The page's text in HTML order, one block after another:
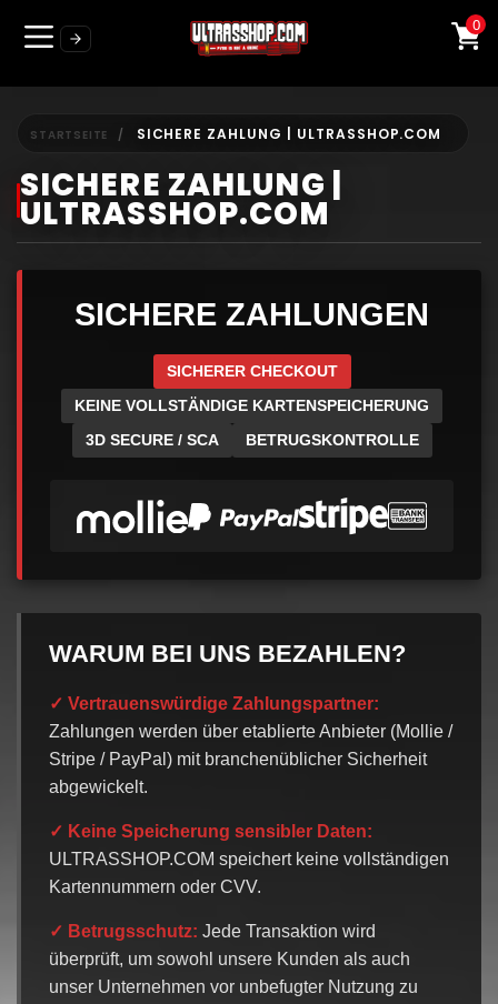
0
STARTSEITE SICHERE ZAHLUNG | ULTRASSHOP.COM
SICHERE ZAHLUNG |
ULTRASSHOP.COM
SICHERE ZAHLUNGEN
SICHERER CHECKOUT
KEINE VOLLSTÄNDIGE KARTENSPEICHERUNG
3D SECURE / SCA BETRUGSKONTROLLE
WARUM BEI UNS BEZAHLEN?
✓ Vertrauenswürdige Zahlungspartner:
Zahlungen werden über etablierte Anbieter (Mollie /
Stripe / PayPal) mit branchenüblicher Sicherheit
abgewickelt.
✓ Keine Speicherung sensibler Daten:
ULTRASSHOP.COM speichert keine vollständigen
Kartennummern oder CVV.
✓ Betrugsschutz: Jede Transaktion wird
überprüft, um sowohl unsere Kunden als auch
unser Unternehmen vor unbefugter Nutzung zu